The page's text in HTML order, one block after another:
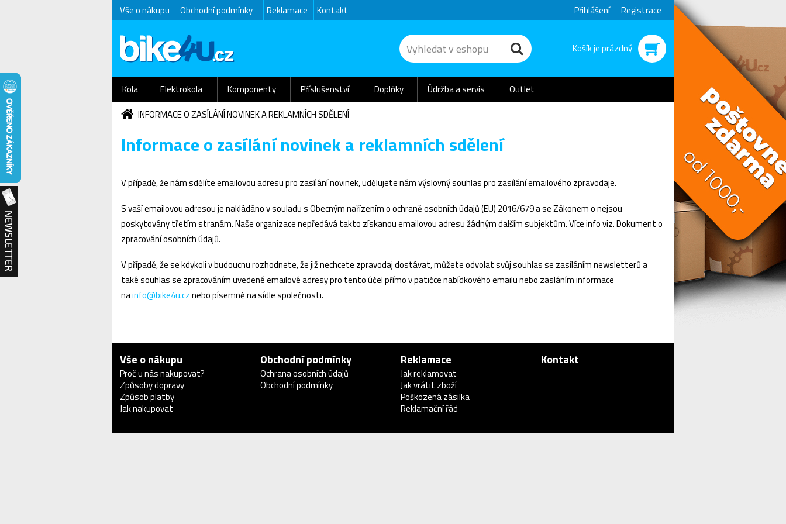
Vše o nákupu Obchodní podmínky Reklamace Kontakt Přihlášení Registrace
Košík je prázdný
Kola Elektrokola Komponenty Příslušenství Doplňky Údržba a servis
Outlet
INFORMACE O ZASÍLÁNÍ NOVINEK A REKLAMNÍCH SDĚLENÍ
Informace o zasílání novinek a reklamních sdělení
V případě, že nám sdělíte emailovou adresu pro zasílání novinek, udělujete nám výslovný souhlas pro zasílání emailového zpravodaje.
S vaší emailovou adresou je nakládáno v souladu s Obecným nařízením o ochraně osobních údajů (EU) 2016/679 a se Zákonem o nejsou
poskytovány třetím stranám. Naše organizace nepředává takto získanou emailovou adresu žádným dalším subjektům. Více info viz. Dokument o
zpracování osobních údajů.
V případě, že se kdykoli v budoucnu rozhodnete, že již nechcete zpravodaj dostávat, můžete odvolat svůj souhlas se zasíláním newsletterů a
také souhlas se zpracováním uvedené emailové adresy pro tento účel přímo v patičce nabídkového emailu nebo zasláním informace
nainfo@bike4u.cznebo písemně na sídle společnosti.
Vše o nákupu
Proč u nás nakupovat?
Způsoby dopravy
Způsob platby
Jak nakupovat
Obchodní podmínky
Ochrana osobních údajů
Obchodní podmínky
Reklamace
Jak reklamovat
Jak vrátit zboží
Poškozená zásilka
Reklamační řád
Kontakt